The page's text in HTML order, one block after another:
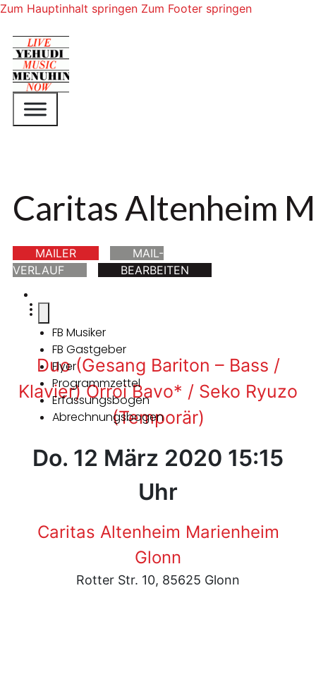
Zum Hauptinhalt springen Zum Footer springen
Caritas Altenheim
MAILER
MAIL-
VERLAUF
BEARBEITEN
FB Musiker
FB Gastgeber
Flyer
Programmzettel
Erfassungsbogen
Abrechnungsbogen
Duo (Gesang Bariton – Bass /
Klavier) Orroi Bavo* / Seko Ryuzo
(Temporär)
Do. 12 März 2020 15:15
Uhr
Caritas Altenheim Marienheim
Glonn
Rotter Str. 10, 85625 Glonn